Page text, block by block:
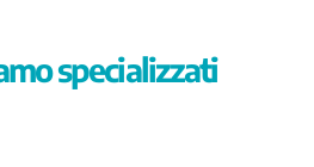
specializzati